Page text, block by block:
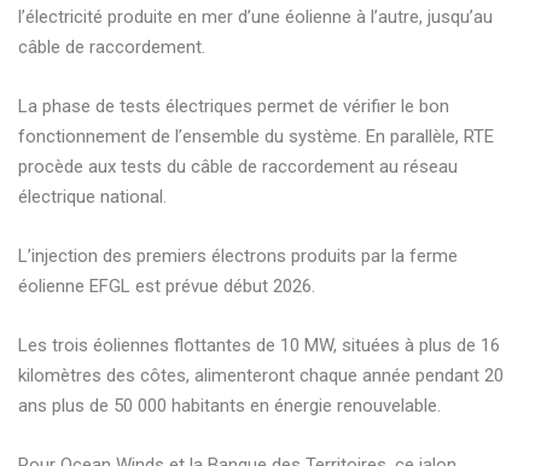
l’électricité produite en mer d’une éolienne à l’autre, jusqu’au
câble de raccordement.
La phase de tests électriques permet de vérifier le bon
fonctionnement de l’ensemble du système. En parallèle, RTE
procède aux tests du câble de raccordement au réseau
électrique national.
L’injection des premiers électrons produits par la ferme
éolienne EFGL est prévue début 2026.
Les trois éoliennes flottantes de 10 MW, situées à plus de 16
kilomètres des côtes, alimenteront chaque année pendant 20
ans plus de 50 000 habitants en énergie renouvelable.